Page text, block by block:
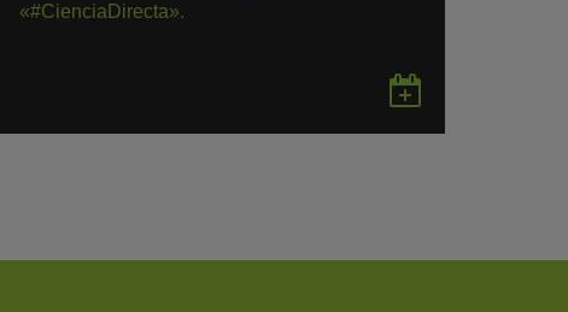
«#CienciaDirecta».
en